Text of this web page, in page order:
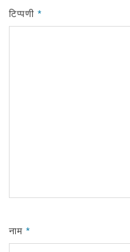
टिप्पणी*
नाम*